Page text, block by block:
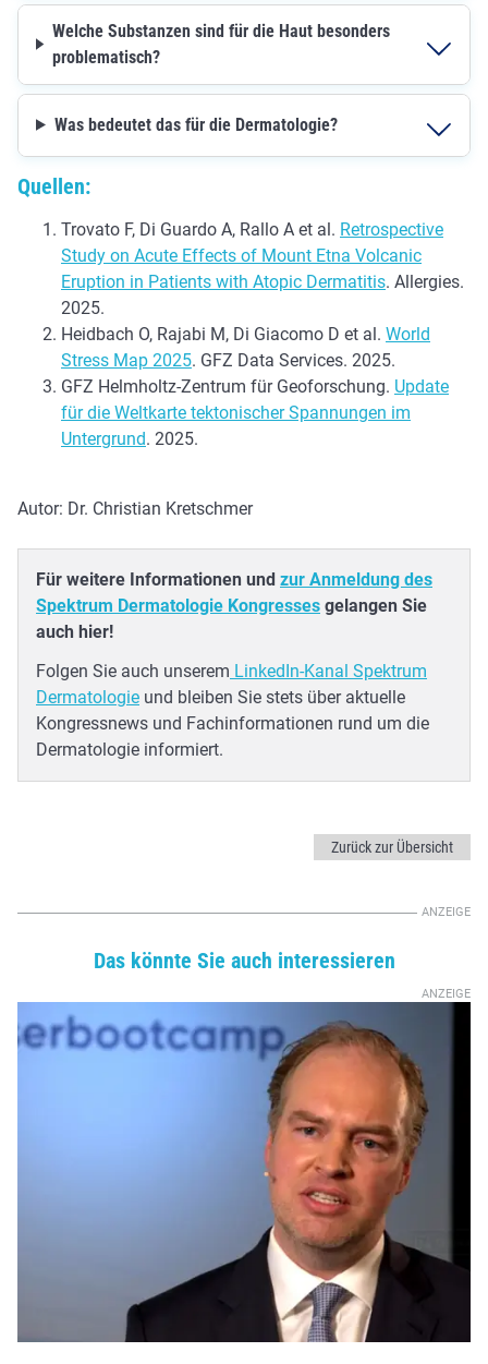
Welche Substanzen sind für die Haut besonders
problematisch?
Was bedeutet das für die Dermatologie?
Quellen:
Trovato F, Di Guardo A, Rallo A et al. Retrospective
Study on Acute Effects of Mount Etna Volcanic
Eruption in Patients with Atopic Dermatitis. Allergies.
2025.
Heidbach O, Rajabi M, Di Giacomo D et al. World
Stress Map 2025. GFZ Data Services. 2025.
GFZ Helmholtz-Zentrum für Geoforschung. Update
für die Weltkarte tektonischer Spannungen im
Untergrund. 2025.
Autor: Dr. Christian Kretschmer
Für weitere Informationen und zur Anmeldung des
Spektrum Dermatologie Kongresses gelangen Sie
auch hier!
Folgen Sie auch unserem LinkedIn-Kanal Spektrum
Dermatologie und bleiben Sie stets über aktuelle
Kongressnews und Fachinformationen rund um die
Dermatologie informiert.
Zurück zur Übersicht
Das könnte Sie auch interessieren